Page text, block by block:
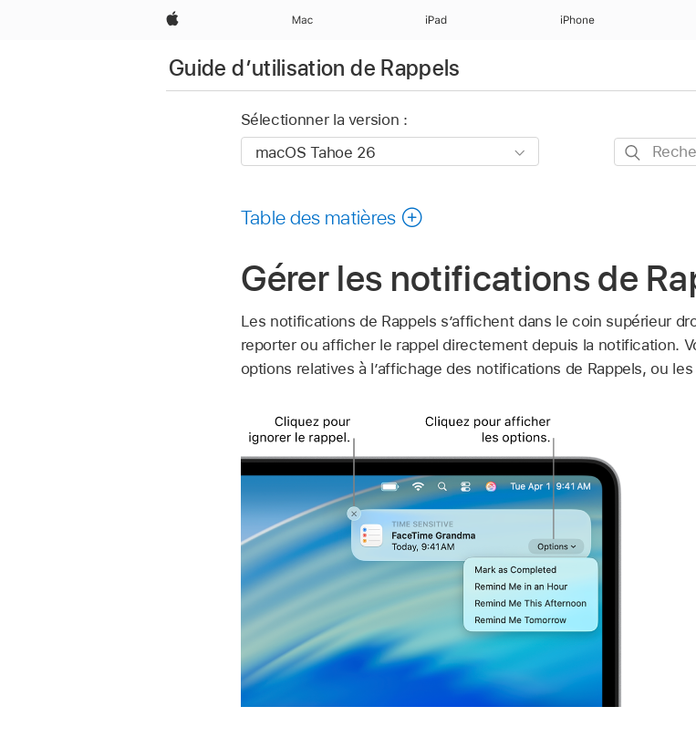
Apple Mac iPad iPhone
Guide d’utilisation de Rappels
Sélectionner la version :
Rechercher
Table des matières
Gérer les notifications de
Les notifications de Rappels s’affichent dans le coin supérieur
reporter ou afficher le rappel directement depuis la notification.
options relatives à lʼaffichage des notifications de Rappels, ou